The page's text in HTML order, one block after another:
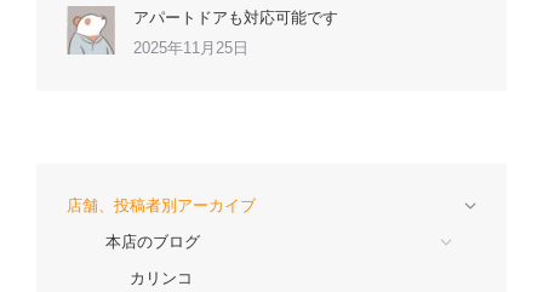
アパートドアも対応可能です
2025年11月25日
店舗、投稿者別アーカイブ
本店のブログ
カリンコ